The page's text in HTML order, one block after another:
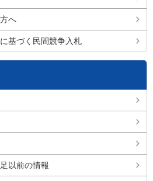
へ
基づく民間競争入札
以前の情報